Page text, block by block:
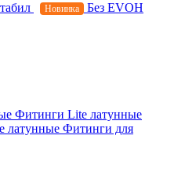
Новинка
Без EVOH
Фитинги Lite латунные
латунные Фитинги для